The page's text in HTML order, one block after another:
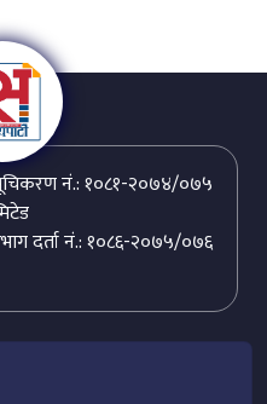
नं.: १०८१-२०७४/०७५
दर्ता नं.: १०८६-२०७५/०७६